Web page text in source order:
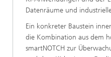
Datenräume und
Ein konkreter Baustein
die Kombination aus dem
smartNOTCH zur